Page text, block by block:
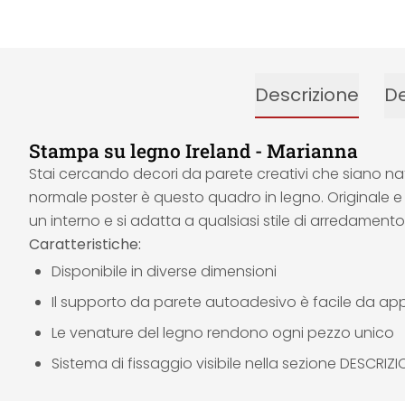
Descrizione
Stampa su legno Ireland - Marianna
Stai cercando decori da parete creativi che siano
normale poster è questo quadro in legno.
un interno e si adatta a qualsiasi stile di
Caratteristiche:
Disponibile in diverse dimensioni
Il supporto da parete autoadesivo è facile da
Le venature del legno rendono ogni pezzo unico
Sistema di fissaggio visibile nella sezione